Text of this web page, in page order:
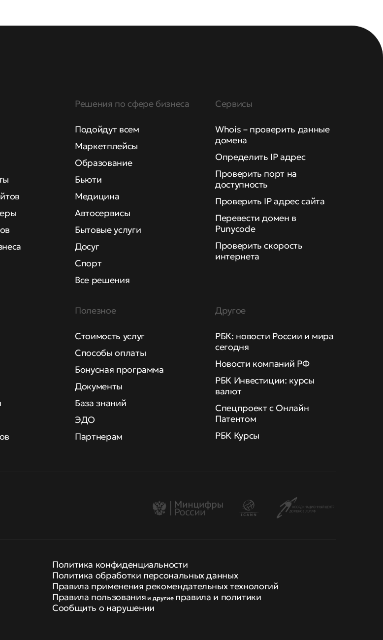
Решения по сфере бизнеса
Подойдут всем
Маркетплейсы
Образование
Бьюти
Медицина
Автосервисы
Бытовые услуги
Досуг
Спорт
Все решения
Сервисы
Whois – проверить данные
домена
Определить IP адрес
Проверить порт на
доступность
Проверить IP адрес сайта
Перевести домен в
Punycode
Проверить скорость
интернета
Полезное
Стоимость услуг
Способы оплаты
Бонусная программа
Документы
База знаний
ЭДО
Партнерам
Другое
РБК: новости России и мира
сегодня
Новости компаний РФ
РБК Инвестиции: курсы
валют
Спецпроект с Онлайн
Патентом
РБК Курсы
Политика конфиденциальности
Политика обработки персональных данных
Правила применения рекомендательных технологий
Правила пользования и другие правила и политики
Сообщить о нарушении